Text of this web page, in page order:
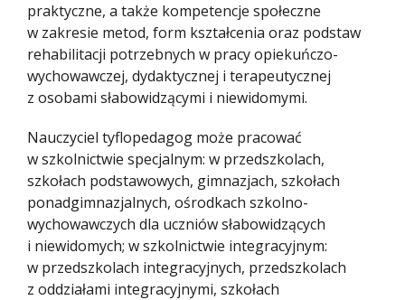
praktyczne, a także kompetencje społeczne
w zakresie metod, form kształcenia oraz podstaw
rehabilitacji potrzebnych w pracy opiekuńczo-
wychowawczej, dydaktycznej i terapeutycznej
z osobami słabowidzącymi i niewidomymi.
Nauczyciel tyflopedagog może pracować
w szkolnictwie specjalnym: w przedszkolach,
szkołach podstawowych, gimnazjach, szkołach
ponadgimnazjalnych, ośrodkach szkolno-
wychowawczych dla uczniów słabowidzących
i niewidomych; w szkolnictwie integracyjnym:
w przedszkolach integracyjnych, przedszkolach
z oddziałami integracyjnymi, szkołach